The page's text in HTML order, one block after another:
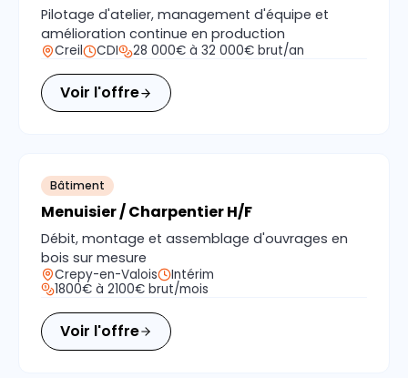
Pilotage d'atelier, management d'équipe et
amélioration continue en production
Creil CDI 28 000€ à 32 000€ brut/an
Voir l'offre
Bâtiment
Menuisier / Charpentier H/F
Débit, montage et assemblage d'ouvrages en
bois sur mesure
Crepy-en-Valois
Intérim
1800€ à 2100€ brut/mois
Voir l'offre